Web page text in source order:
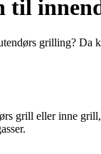
til
grilling?
grill eller inne